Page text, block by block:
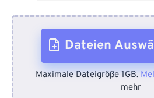
Dateien
Vom Gerät
Maximale Dateigröße 1GB.
mehr